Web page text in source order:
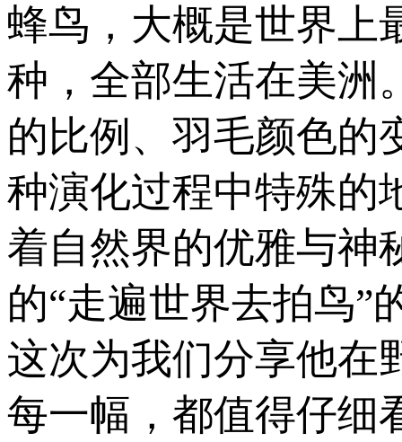
蜂鸟，大概是世界上
种，全部生活在美洲
的比例、羽毛颜色的
种演化过程中特殊
着自然界的优雅与神
的“走遍世界去拍鸟”
这次为我们分享他在
每一幅，都值得仔细